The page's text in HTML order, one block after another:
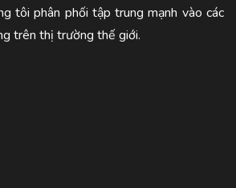
tôi phân phối tập trung mạnh vào các
trên thị trường thế giới.